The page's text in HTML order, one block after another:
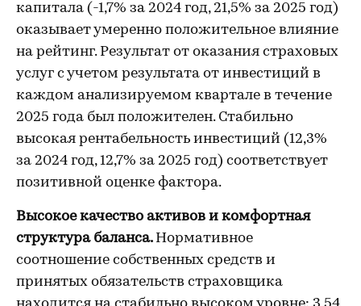
капитала (-1,7% за 2024 год, 21,5% за 2025 год)
оказывает умеренно положительное влияние
на рейтинг. Результат от оказания страховых
услуг с учетом результата от инвестиций в
каждом анализируемом квартале в течение
2025 года был положителен. Стабильно
высокая рентабельность инвестиций (12,3%
за 2024 год, 12,7% за 2025 год) соответствует
позитивной оценке фактора.
Высокое качество активов и комфортная
структура баланса. Нормативное
соотношение собственных средств и
принятых обязательств страховщика